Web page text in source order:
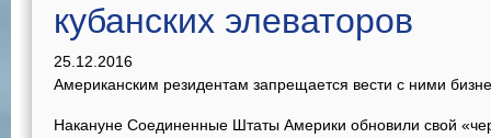
кубанских элеваторов
25.12.2016
Американским резидентам запрещается вести с ними
Накануне Соединенные Штаты Америки обновили свой